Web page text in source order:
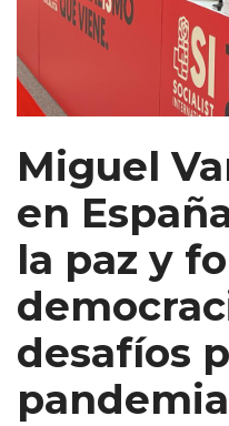
Miguel
en
la paz y
desafíos